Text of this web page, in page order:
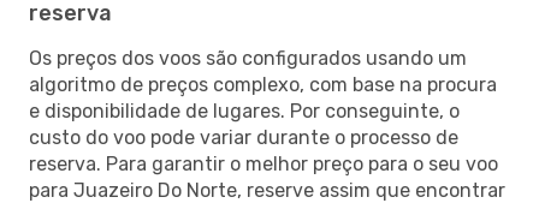
reserva
Os preços dos voos são configurados usando um
algoritmo de preços complexo, com base na procura
e disponibilidade de lugares. Por conseguinte, o
custo do voo pode variar durante o processo de
reserva. Para garantir o melhor preço para o seu voo
para Juazeiro Do Norte, reserve assim que encontrar